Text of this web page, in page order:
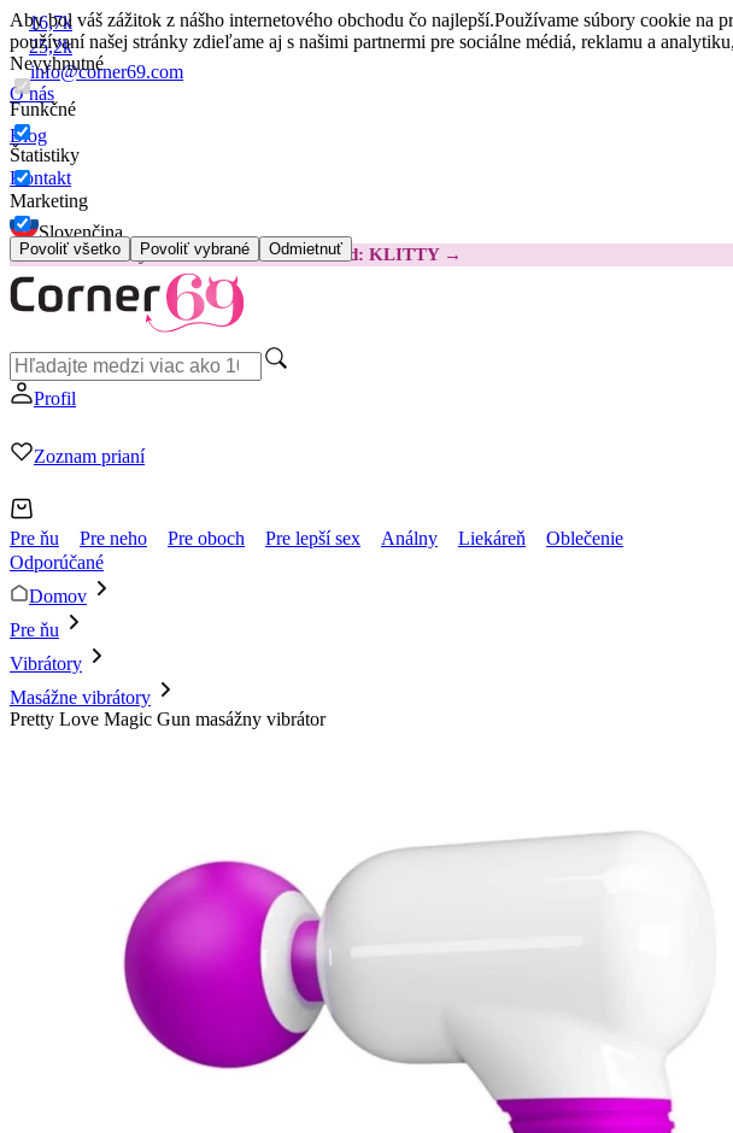
Aby bol váš zážitok z nášho internetového obchodu čo najlepší.Používame súbory cookie na
používaní našej stránky zdieľame aj s našimi partnermi pre sociálne médiá, reklamu a
Nevyhnutné
Funkčné
Štatistiky
Marketing
Povoliť všetko Povoliť vybrané Odmietnuť
16,7k
25,2k
info@corner69.com
O nás
Blog
Kontakt
Slovenčina
😽Svakom Klitty: O 15 € LACNEJŠIEKód: KLITTY →
Profil
Zoznam prianí
Pre ňu Pre neho Pre oboch Pre lepší sex Análny Liekáreň
Oblečenie
Odporúčané
Domov
Pre ňu
Vibrátory
Masážne vibrátory
Pretty Love Magic Gun masážny vibrátor